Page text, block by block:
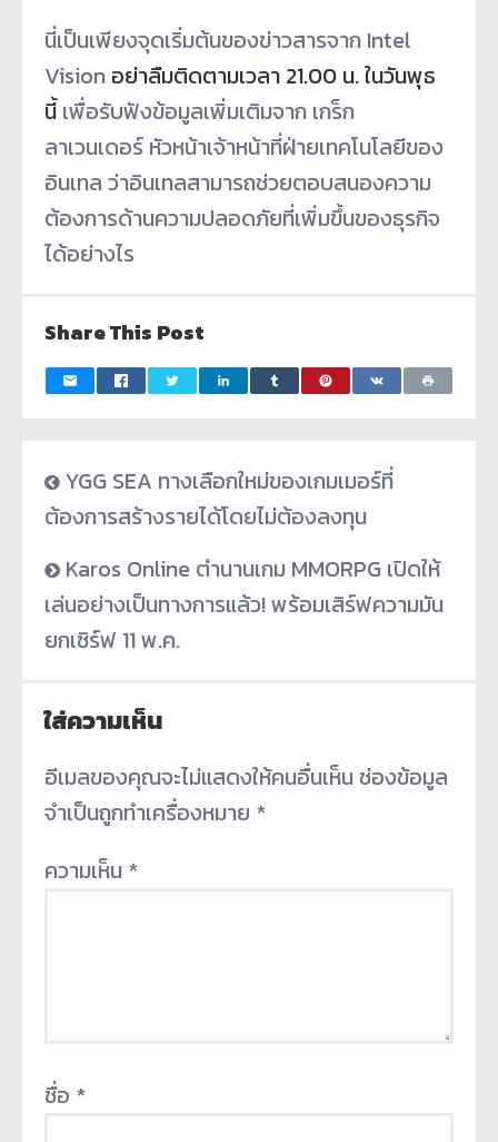
นี่เป็นเพียงจุดเริ่มต้นของข่าวสารจาก Intel
Vision อย่าลืมติดตามเวลา 21.00 น. ในวันพุธ
นี้เพื่อรับฟังข้อมูลเพิ่มเติมจาก เกร็ก
ลาเวนเดอร์ หัวหน้าเจ้าหน้าที่ฝ่ายเทคโนโลยีของ
อินเทล ว่าอินเทลสามารถช่วยตอบสนองความ
ต้องการด้านความปลอดภัยที่เพิ่มขึ้นของธุรกิจ
ได้อย่างไร
Share This Post
YGG SEA ทางเลือกใหม่ของเกมเมอร์ที่
ต้องการสร้างรายได้โดยไม่ต้องลงทุน
Karos Online ตำนานเกม MMORPG เปิดให้
เล่นอย่างเป็นทางการแล้ว! พร้อมเสิร์ฟความมัน
ยกเซิร์ฟ 11 พ.ค.
ใส่ความเห็น
อีเมลของคุณจะไม่แสดงให้คนอื่นเห็น ช่องข้อมูล
จำเป็นถูกทำเครื่องหมาย *
ความเห็น *
ชื่อ *